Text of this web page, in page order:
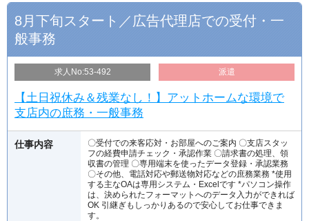
8月下旬スタート／広告代理店での受付・一
般事務
求人No:53-492 派遣
【土日祝休み＆残業なし！】アットホームな環境で
支店内の庶務・一般事務
仕事内容
〇受付での来客応対・お部屋へのご案内 〇支店スタッ
フの経費申請チェック・承認作業 〇請求書の処理、領
収書の管理 〇専用端末を使ったデータ登録・承認業務
〇その他、電話対応や郵送物対応などの庶務業務 *使用
する主なOAは専用システム・Excelです *パソコン操作
は、決められたフォーマットへのデータ入力ができれば
OK 引継ぎもしっかりあるので安心してお仕事できま
す。